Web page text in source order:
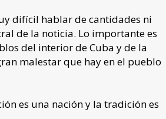
difícil hablar de cantidades ni
de la noticia. Lo importante es
del interior de Cuba y de la
malestar que hay en el pueblo
es una nación y la tradición es